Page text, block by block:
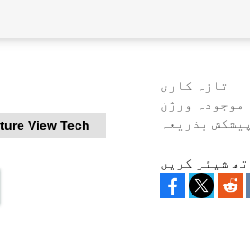
View Tech
تازہ کاری
موجودہ ورژن
پیشکش بذریعہ